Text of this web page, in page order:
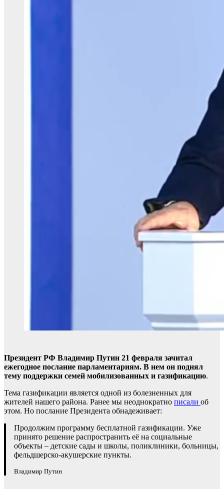
Президент РФ Владимир Путин 21 февраля зачитал
ежегодное послание парламентариям. В нем он поднял
тему поддержки семей мобилизованных и газификацию.
Тема газификации является одной из болезненных для
жителей нашего района. Ранее мы неоднократно писали об
этом. Но послание Президента обнадеживает:
Продолжим программу бесплатной газификации. Уже
принято решение распространить её на социальные
объекты – детские сады и школы, поликлиники, больницы,
фельдшерско-акушерские пункты.
Владимир Путин